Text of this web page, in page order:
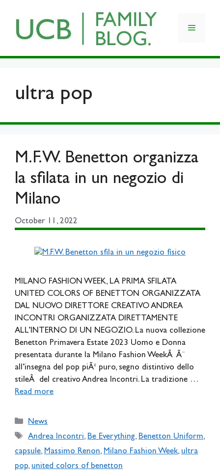
content
Menu
ultra pop
M.F.W. Benetton organizza
la sfilata in un negozio di
Milano
October 11, 2022
MILANO FASHION WEEK, LA PRIMA SFILATA
UNITED COLORS OF BENETTON ORGANIZZATA
DAL NUOVO DIRETTORE CREATIVO ANDREA
INCONTRI ORGANIZZATA DIRETTAMENTE
ALL’INTERNO DI UN NEGOZIO. La nuova collezione
Benetton Primavera Estate 2023 Uomo e Donna
presentata durante la Milano Fashion WeekÂ Ã¨
all’insegna del pop piÃ¹ puro, segno distintivo dello
stileÂ del creativo Andrea Incontri. La tradizione …
Read more
Categories
News
Tags
Andrea Incontri, Be Everything, Benetton Uniform,
capsule, Massimo Renon, Milano Fashion Week, ultra
pop, united colors of benetton